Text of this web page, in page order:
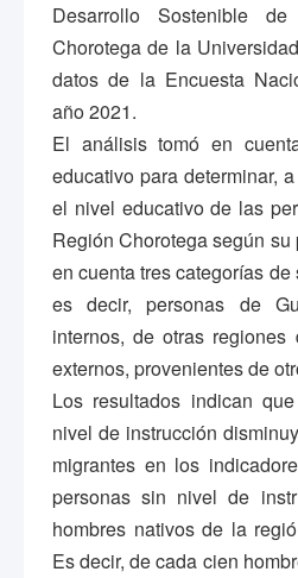
Desarrollo Sostenible
Chorotega de la
datos de la Encuesta
año 2021.
El análisis tomó en
educativo para determinar,
el nivel educativo de las
Región Chorotega según
en cuenta tres categorías
es decir, personas de
internos, de otras
externos, provenientes de
Los resultados indican
nivel de instrucción
migrantes en los
personas sin nivel de
hombres nativos de la
Es decir, de cada cien